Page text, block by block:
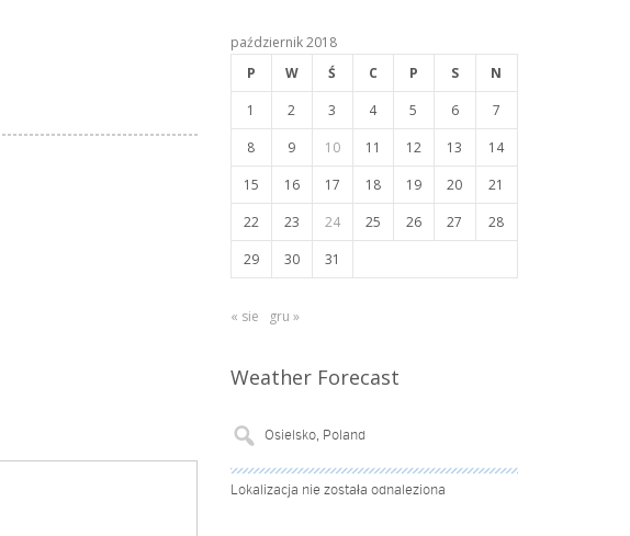
październik 2018
P
W Ś C P S
N
1
2 3 4 5 6
7
8
9 10 11 12 13
14
15
16 17 18 19 20
21
22
23 24 25 26 27
28
29
30 31
« sie gru »
Weather Forecast
Lokalizacja nie została odnaleziona